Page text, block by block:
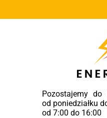
Pozostajemy do
od poniedziałku
od 7:00 do 16:00